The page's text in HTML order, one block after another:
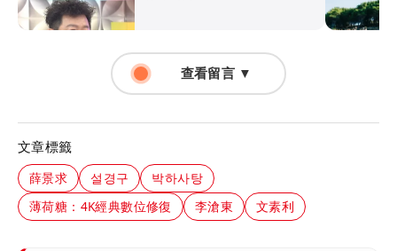
查看留言 ▼
文章標籤
薛景求 설경구
박하사탕
薄荷糖：4K經典數位修復
李滄東 文素利